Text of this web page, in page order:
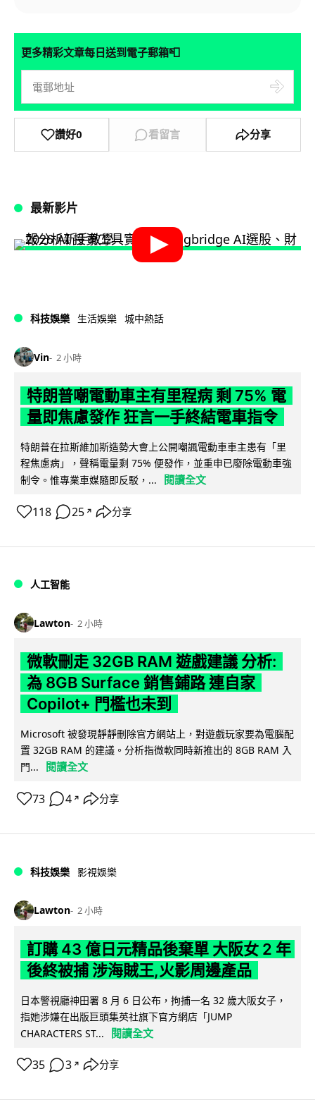
更多精彩文章每日送到電子郵箱📮
讚好0 看留言 分享
最新影片
科技娛樂 生活娛樂 城中熱話
Vin 2 小時
特朗普嘲電動車主有里程病 剩 75% 電
量即焦慮發作 狂言一手終結電車指令
特朗普在拉斯維加斯造勢大會上公開嘲諷電動車車主患有「里
程焦慮病」，聲稱電量剩 75% 便發作，並重申已廢除電動車強
制令。惟專業車媒隨即反駁，...
閱讀全文
118 25 ↗ 分享
人工智能
Lawton 2 小時
微軟刪走 32GB RAM 遊戲建議 分析:
為 8GB Surface 銷售鋪路 連自家
Copilot+ 門檻也未到
Microsoft 被發現靜靜刪除官方網站上，對遊戲玩家要為電腦配
置 32GB RAM 的建議。分析指微軟同時新推出的 8GB RAM 入
門...
閱讀全文
73 4 ↗ 分享
科技娛樂 影視娛樂
Lawton 2 小時
訂購 43 億日元精品後棄單 大阪女 2 年
後終被捕 涉海賊王,火影周邊產品
日本警視廳神田署 8 月 6 日公布，拘捕一名 32 歲大阪女子，
指她涉嫌在出版巨頭集英社旗下官方網店「JUMP
CHARACTERS ST...
閱讀全文
35 3 ↗ 分享